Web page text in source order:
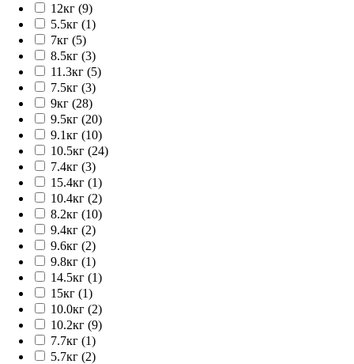
12кг (9)
5.5кг (1)
7кг (5)
8.5кг (3)
11.3кг (5)
7.5кг (3)
9кг (28)
9.5кг (20)
9.1кг (10)
10.5кг (24)
7.4кг (3)
15.4кг (1)
10.4кг (2)
8.2кг (10)
9.4кг (2)
9.6кг (2)
9.8кг (1)
14.5кг (1)
15кг (1)
10.0кг (2)
10.2кг (9)
7.7кг (1)
5.7кг (2)